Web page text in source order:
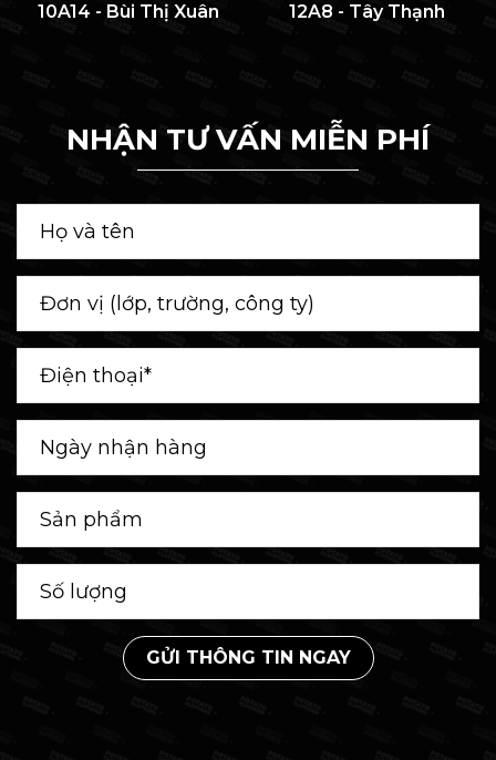
10A14 - Bùi Thị Xuân
12A8 - Tây Thạnh
NHẬN TƯ VẤN MIỄN PHÍ
GỬI THÔNG TIN NGAY